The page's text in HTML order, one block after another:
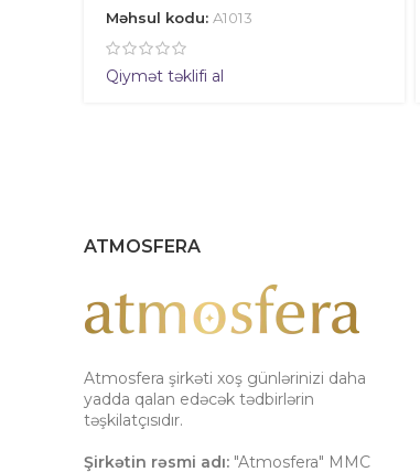
Məhsul kodu: A1013
Qiymət təklifi al
ATMOSFERA
Atmosfera şirkəti xoş günlərinizi daha
yadda qalan edəcək tədbirlərin
təşkilatçısıdır.
Şirkətin rəsmi adı: "Atmosfera" MMC